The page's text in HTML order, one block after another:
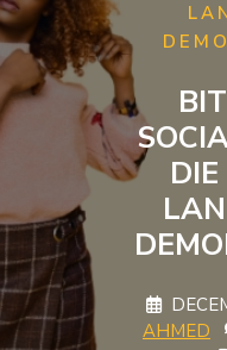
AHMED